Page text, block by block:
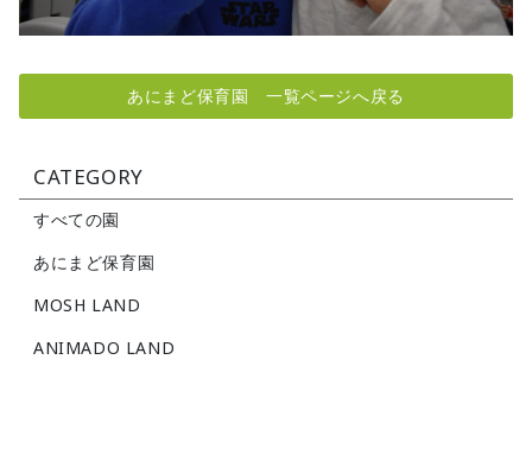
あにまど保育園 一覧ページへ戻る
CATEGORY
すべての園
あにまど保育園
MOSH LAND
ANIMADO LAND